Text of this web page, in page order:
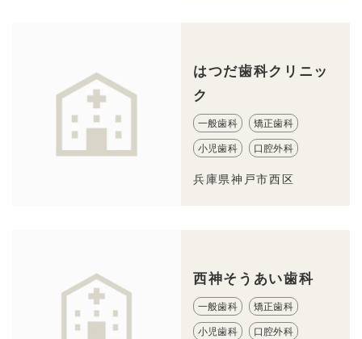
はつだ歯科クリニッ
ク
一般歯科 矯正歯科
小児歯科 口腔外科
兵庫県神戸市西区
西神そうあい歯科
一般歯科 矯正歯科
小児歯科 口腔外科